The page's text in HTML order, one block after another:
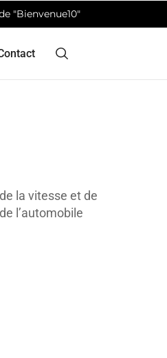
"Bienvenue10"
la vitesse et de
l’automobile